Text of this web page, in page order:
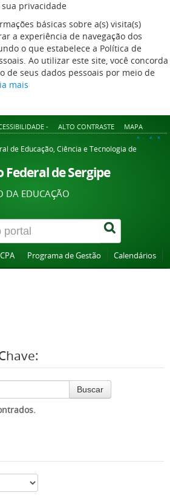
sua privacidade
básicas sobre a(s) visita(s)
a experiência de navegação dos
o que estabelece a Política de
Ao utilizar este site, você concorda
de seus dados pessoais por meio de
mais
- ALTO CONTRASTE MAPA
A+ A A-
de Educação, Ciência e Tecnologia de
de Sergipe
DA EDUCAÇÃO
CPA Programa de Gestão Calendários
Buscar